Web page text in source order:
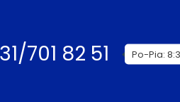
701 82 51 Po-Pia: